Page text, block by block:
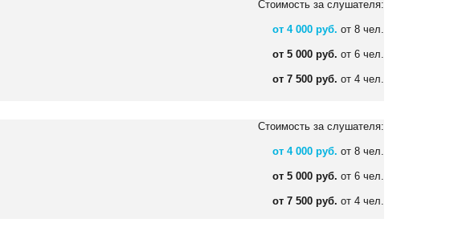
Стоимость за слушателя:
от 4 000 руб. от 8 чел.
от 5 000 руб. от 6 чел.
от 7 500 руб. от 4 чел.
Стоимость за слушателя:
от 4 000 руб. от 8 чел.
от 5 000 руб. от 6 чел.
от 7 500 руб. от 4 чел.